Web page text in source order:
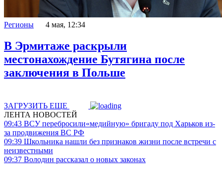
Регионы 4 мая, 12:34
В Эрмитаже раскрыли
местонахождение Бутягина после
заключения в Польше
ЗАГРУЗИТЬ ЕЩЕ
ЛЕНТА НОВОСТЕЙ
09:43 ВСУ перебросили«медийную» бригаду под Харьков из-
за продвижения ВС РФ
09:39 Школьника нашли без признаков жизни после встречи с
неизвестными
09:37 Володин рассказал о новых законах